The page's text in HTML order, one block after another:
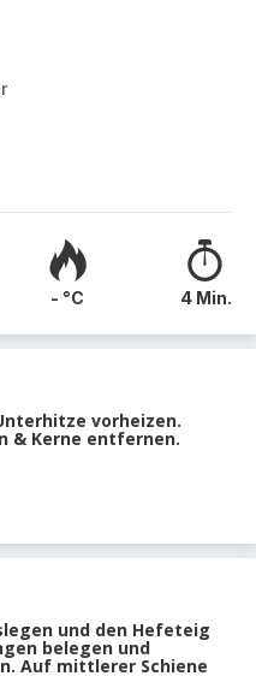
- °C 4 Min.
vorheizen.
& Kerne entfernen.
und den Hefeteig
belegen und
Auf mittlerer Schiene